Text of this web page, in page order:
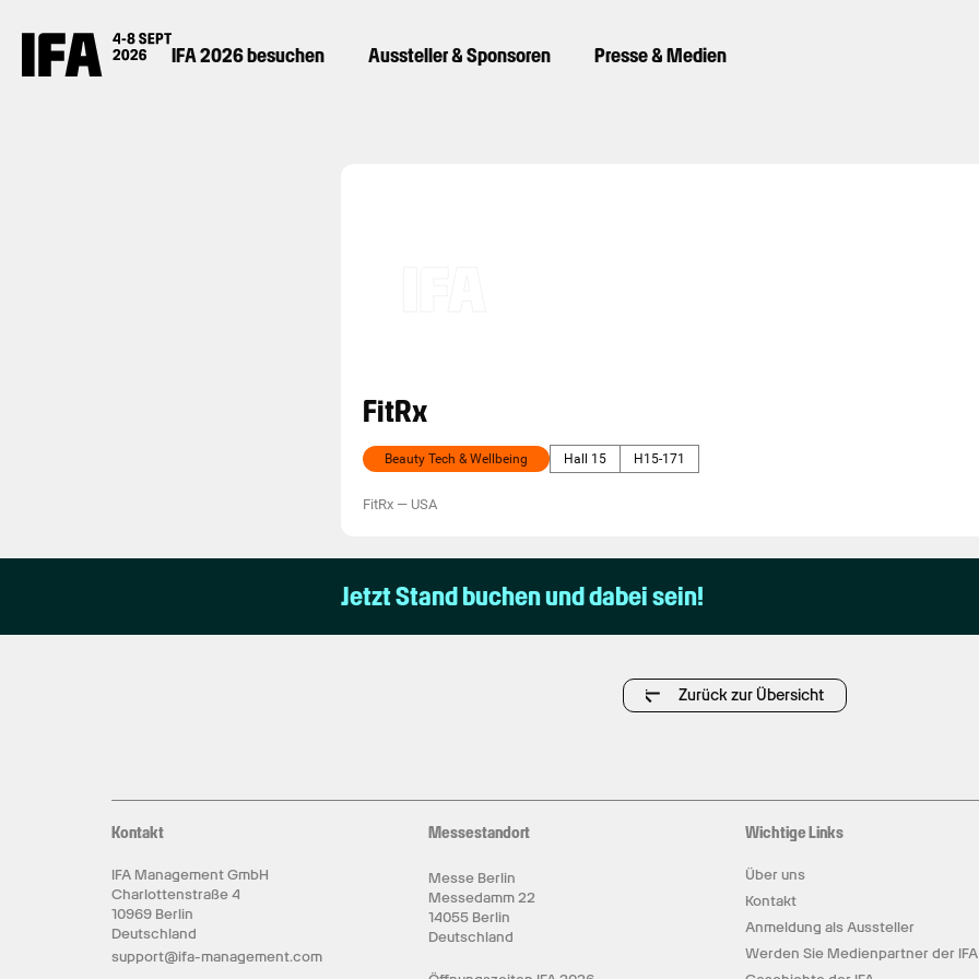
IFA 2026 besuchen Aussteller & Sponsoren Presse & Medien
FitRx
Beauty Tech & Wellbeing Hall 15 H15-171
FitRx — USA
Jetzt Stand buchen und dabei sein!
Zurück zur Übersicht
Kontakt
IFA Management GmbH
Charlottenstraße 4
10969 Berlin
Deutschland
support@ifa-management.com
Messestandort
Messe Berlin
Messedamm 22
14055 Berlin
Deutschland
Wichtige Links
Über uns
Kontakt
Anmeldung als Aussteller
Werden Sie Medienpartner der IFA